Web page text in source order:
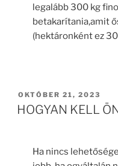
legalább 300 kg
betakarítania,amit
(hektáronként ez
BEKÜLDVE:
OKTÓBER 21, 2023
HOGYAN KELL
Ha nincs